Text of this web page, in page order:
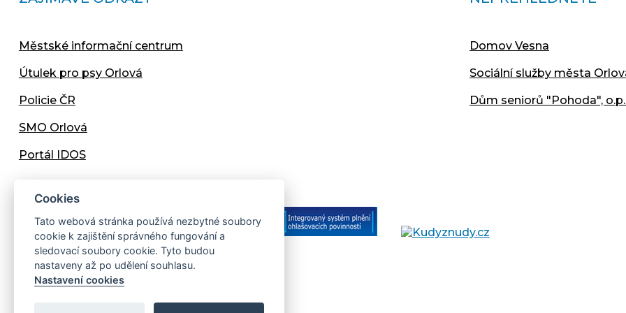
Městské informační centrum
Útulek pro psy Orlová
Policie ČR
SMO Orlová
Portál IDOS
Domov Vesna
Sociální služby města
Dům seniorů "Pohoda",
Copyright © 2013 - 2026 Městský úřad Orlová
Cookies
Tato webová stránka používá nezbytné soubory
cookie k zajištění správného fungování a
sledovací soubory cookie. Tyto budou
nastaveny až po udělení souhlasu.
Nastavení cookies